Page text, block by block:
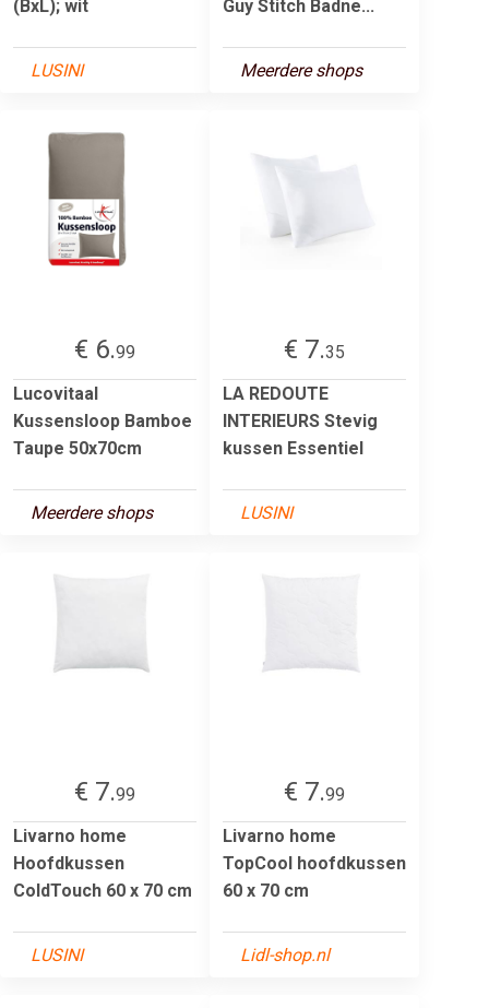
(BxL); wit
LUSINI
Guy Stitch Badne...
Meerdere shops
€ 6.99
Lucovitaal
Kussensloop Bamboe
Taupe 50x70cm
Meerdere shops
€ 7.35
LA REDOUTE
INTERIEURS Stevig
kussen Essentiel
LUSINI
€ 7.99
Livarno home
Hoofdkussen
ColdTouch 60 x 70 cm
LUSINI
€ 7.99
Livarno home
TopCool hoofdkussen
60 x 70 cm
Lidl-shop.nl